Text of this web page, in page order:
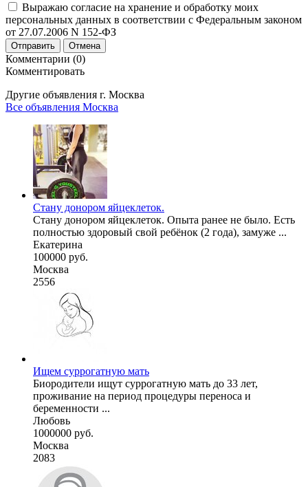
Выражаю согласие на хранение и обработку моих
персональных данных в соответствии с Федеральным законом
от 27.07.2006 N 152-ФЗ
Отправить Отмена
Комментарии (0)
Комментировать
Другие объявления г. Москва
Все объявления Москва
Стану донором яйцеклеток.
Стану донором яйцеклеток. Опыта ранее не было. Есть
полностью здоровый свой ребёнок (2 года), замуже ...
Екатерина
100000 руб.
Москва
2556
Ищем суррогатную мать
Биородители ищут суррогатную мать до 33 лет,
проживание на период процедуры переноса и
беременности ...
Любовь
1000000 руб.
Москва
2083